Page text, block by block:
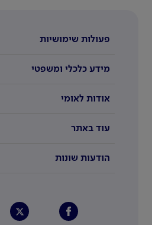
פעולות שימושיות
מידע כלכלי ומשפטי
אודות לאומי
עוד באתר
הודעות שונות